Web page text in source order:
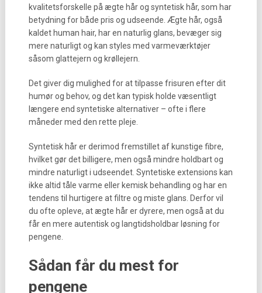
kvalitetsforskelle på ægte hår og syntetisk hår, som har
betydning for både pris og udseende. Ægte hår, også
kaldet human hair, har en naturlig glans, bevæger sig
mere naturligt og kan styles med varmeværktøjer
såsom glattejern og krøllejern.
Det giver dig mulighed for at tilpasse frisuren efter dit
humør og behov, og det kan typisk holde væsentligt
længere end syntetiske alternativer – ofte i flere
måneder med den rette pleje.
Syntetisk hår er derimod fremstillet af kunstige fibre,
hvilket gør det billigere, men også mindre holdbart og
mindre naturligt i udseendet. Syntetiske extensions kan
ikke altid tåle varme eller kemisk behandling og har en
tendens til hurtigere at filtre og miste glans. Derfor vil
du ofte opleve, at ægte hår er dyrere, men også at du
får en mere autentisk og langtidsholdbar løsning for
pengene.
Sådan får du mest for
pengene